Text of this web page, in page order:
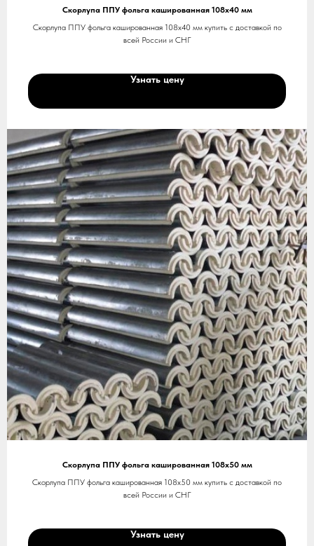
Скорлупа ППУ фольга кашированная 108х40 мм
Скорлупа ППУ фольга кашированная 108х40 мм купить с доставкой по
всей России и СНГ
Узнать цену
Скорлупа ППУ фольга кашированная 108х50 мм
Скорлупа ППУ фольга кашированная 108х50 мм купить с доставкой по
всей России и СНГ
Узнать цену